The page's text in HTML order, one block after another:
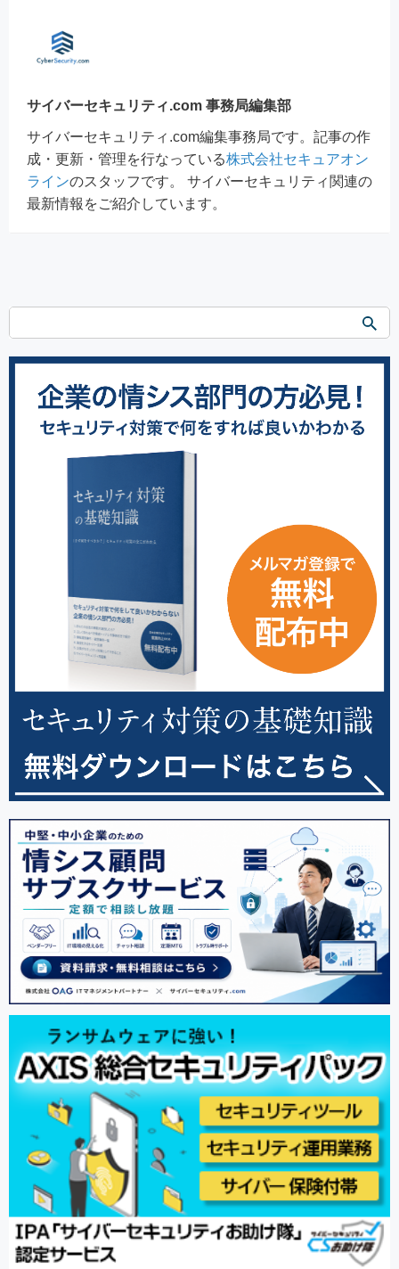
サイバーセキュリティ.com 事務局編集部
サイバーセキュリティ.com編集事務局です。記事の作
成・更新・管理を行なっている株式会社セキュアオン
ラインのスタッフです。 サイバーセキュリティ関連の
最新情報をご紹介しています。